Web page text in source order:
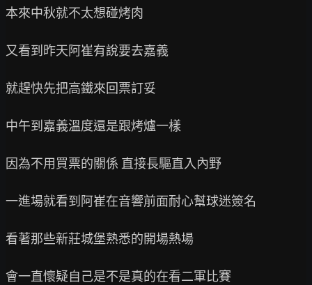
本來中秋就不太想碰烤肉
又看到昨天阿崔有說要去嘉義
就趕快先把高鐵來回票訂妥
中午到嘉義溫度還是跟烤爐一樣
因為不用買票的關係 直接長驅直入內野
一進場就看到阿崔在音響前面耐心幫球迷簽名
看著那些新莊城堡熟悉的開場熱場
會一直懷疑自己是不是真的在看二軍比賽